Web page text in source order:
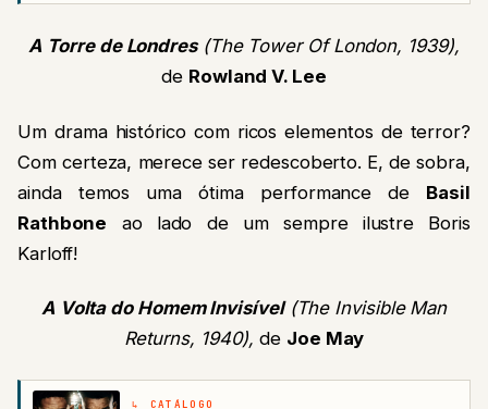
A Torre de Londres (The Tower Of London, 1939),
de Rowland V. Lee
Um drama histórico com ricos elementos de terror?
Com certeza, merece ser redescoberto. E, de sobra,
ainda temos uma ótima performance de Basil
Rathbone ao lado de um sempre ilustre Boris
Karloff!
A Volta do Homem Invisível(The Invisible Man
Returns, 1940),de Joe May
CATÁLOGO